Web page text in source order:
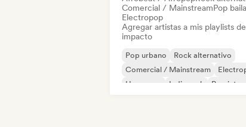
Comercial / MainstreamPop
Electropop
Agregar artistas a mis playlists
impacto
Pop urbano
Rock alternativo
Comercial / Mainstream
Hyperpop
Indie rock
Pop